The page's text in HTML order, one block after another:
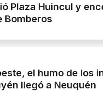
Plaza Huincul y
Bomberos
el humo de los
llegó a Neuquén